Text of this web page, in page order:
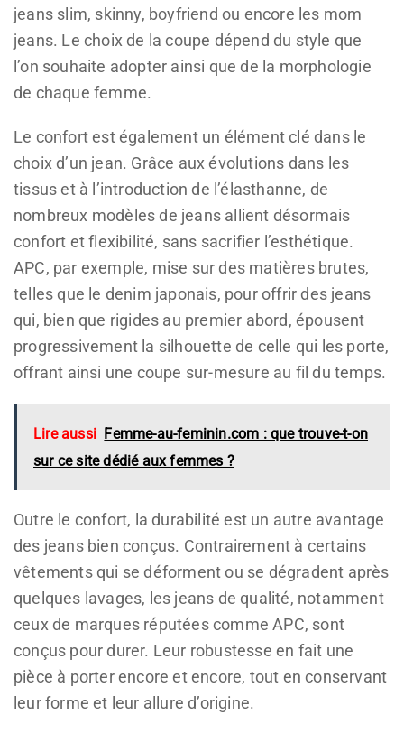
jeans slim, skinny, boyfriend ou encore les mom
jeans. Le choix de la coupe dépend du style que
l’on souhaite adopter ainsi que de la morphologie
de chaque femme.
Le confort est également un élément clé dans le
choix d’un jean. Grâce aux évolutions dans les
tissus et à l’introduction de l’élasthanne, de
nombreux modèles de jeans allient désormais
confort et flexibilité, sans sacrifier l’esthétique.
APC, par exemple, mise sur des matières brutes,
telles que le denim japonais, pour offrir des jeans
qui, bien que rigides au premier abord, épousent
progressivement la silhouette de celle qui les porte,
offrant ainsi une coupe sur-mesure au fil du temps.
Lire aussi Femme-au-feminin.com : que trouve-t-on
sur ce site dédié aux femmes ?
Outre le confort, la durabilité est un autre avantage
des jeans bien conçus. Contrairement à certains
vêtements qui se déforment ou se dégradent après
quelques lavages, les jeans de qualité, notamment
ceux de marques réputées comme APC, sont
conçus pour durer. Leur robustesse en fait une
pièce à porter encore et encore, tout en conservant
leur forme et leur allure d’origine.